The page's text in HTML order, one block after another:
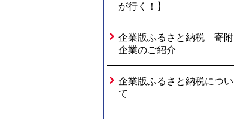
が行く！】
企業版ふるさと納税 寄附
企業のご紹介
企業版ふるさと納税につい
て